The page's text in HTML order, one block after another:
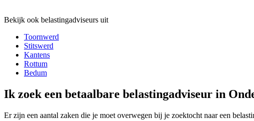
Bekijk ook belastingadviseurs uit
Toornwerd
Stitswerd
Kantens
Rottum
Bedum
Ik zoek een betaalbare belastingadviseur in
Er zijn een aantal zaken die je moet overwegen bij je zoektocht naar een